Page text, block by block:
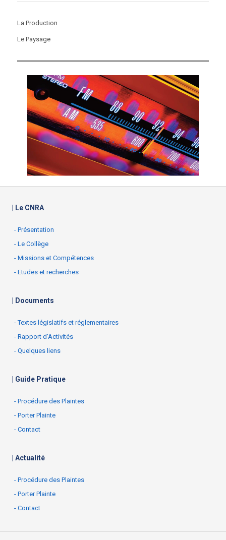
La Production
Le Paysage
| Le CNRA
- Présentation
- Le Collège
- Missions et Compétences
- Etudes et recherches
| Documents
- Textes législatifs et réglementaires
- Rapport d'Activités
- Quelques liens
| Guide Pratique
- Procédure des Plaintes
- Porter Plainte
- Contact
| Actualité
- Procédure des Plaintes
- Porter Plainte
- Contact